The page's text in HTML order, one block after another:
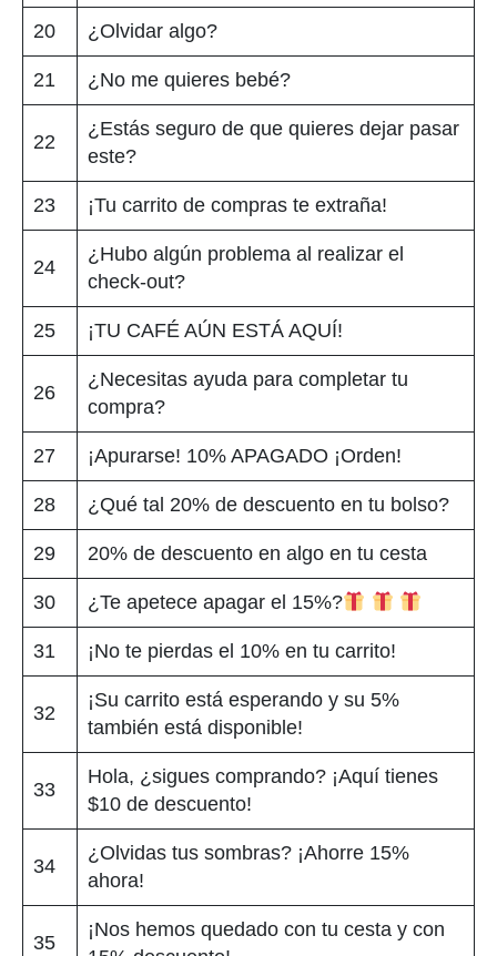
20 ¿Olvidar algo?
21 ¿No me quieres bebé?
22
¿Estás seguro de que quieres dejar pasar
este?
23 ¡Tu carrito de compras te extraña!
24
¿Hubo algún problema al realizar el
check-out?
25 ¡TU CAFÉ AÚN ESTÁ AQUÍ!
26
¿Necesitas ayuda para completar tu
compra?
27 ¡Apurarse! 10% APAGADO ¡Orden!
28 ¿Qué tal 20% de descuento en tu bolso?
29 20% de descuento en algo en tu cesta
30 ¿Te apetece apagar el 15%?
31 ¡No te pierdas el 10% en tu carrito!
32
¡Su carrito está esperando y su 5%
también está disponible!
33
Hola, ¿sigues comprando? ¡Aquí tienes
$10 de descuento!
34
¿Olvidas tus sombras? ¡Ahorre 15%
ahora!
35
¡Nos hemos quedado con tu cesta y con